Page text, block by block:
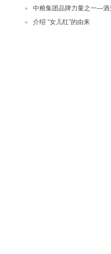
中粮集团品牌力量之一—酒
介绍 “女儿红”的由来